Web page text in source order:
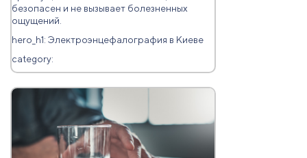
безопасен и не вызывает болезненных
ощущений.
hero_h1: Электроэнцефалография в Киеве
category: